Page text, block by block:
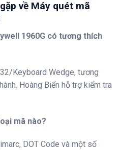
về Máy quét mã
1960G có tương thích
Keyboard Wedge, tương
Hoàng Biển hỗ trợ kiểm tra
mã nào?
DOT Code và một số